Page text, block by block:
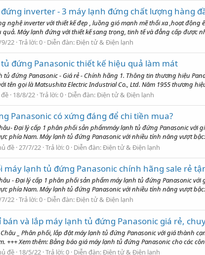
inverter - 3 máy lạnh đứng chất lượng hàng
nghệ inverter với thiết kế đẹp , luồng gió mạnh mẽ thổi xa ,hoạt
quả. Máy lạnh đứng với thiết kế sang trọng, tinh tế và đẳng cấp được
9/22 Trả lời: 0 Diễn đàn:Điện tử & Điện lạnh
đứng Panasonic thiết kế hiệu quả làm mát
tủ đứng Panasonic - Giá rẻ - Chính hãng 1. Thông tin thương hiệu
tên gọi là Matsushita Electric Industrial Co., Ltd. Năm 1955 thương
18/8/22 Trả lời: 0 Diễn đàn:Điện tử & Điện lạnh
Panasonic có xứng đáng để chi tiền mua?
Đại lý cấp 1 phân phối sản phẩmmáy lạnh tủ đứng Panasonic
phía Nam. Máy lạnh tủ đứng Panasonic với nhiều tính năng vượt
đề 27/7/22 Trả lời: 0 Diễn đàn:Điện tử & Điện lạnh
máy lạnh tủ đứng Panasonic chính hãng sale rẻ
- Đại lý cấp 1 phân phối sản phẩm máy lạnh tủ đứng Panasonic
phía Nam. Máy lạnh tủ đứng Panasonic với nhiều tính năng vượt
22 Trả lời: 0 Diễn đàn:Điện tử & Điện lạnh
bán và lắp máy lạnh tủ đứng Panasonic giá rẻ,
_ Phân phối, lắp đặt máy lạnh tủ đứng Panasonic với giá thành
+++ Xem thêm: Bảng báo giá máy lạnh tủ đứng Panasonic cho các
đề 18/5/22 Trả lời: 0 Diễn đàn:Điện tử & Điện lạnh